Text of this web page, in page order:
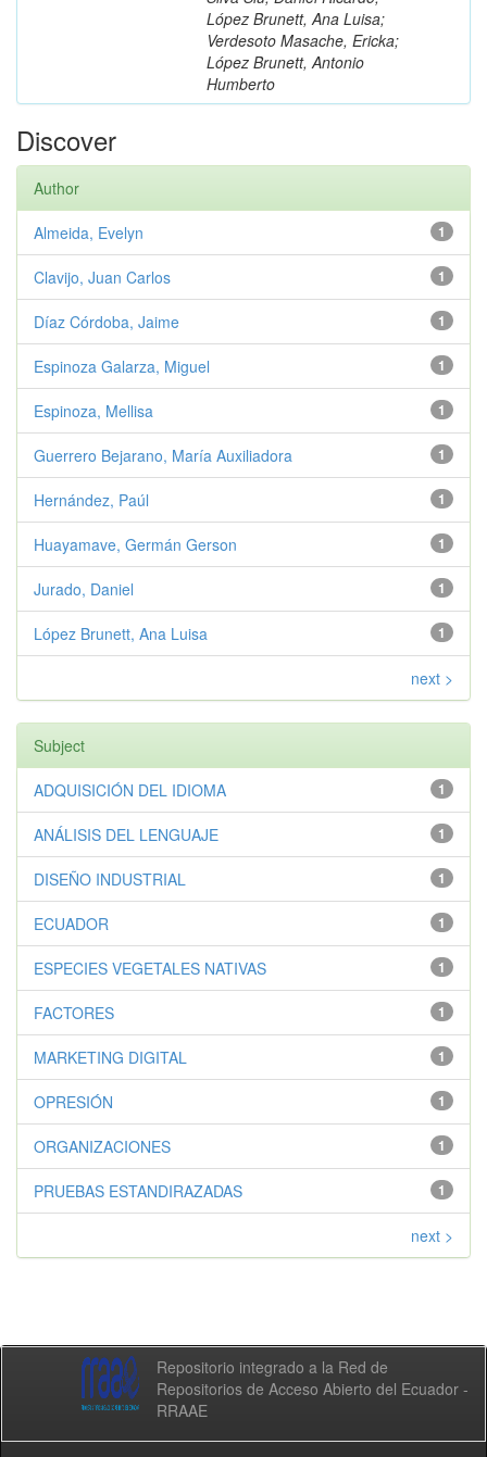
López Brunett, Ana Luisa;
Verdesoto Masache, Ericka;
López Brunett, Antonio
Humberto
Discover
Author
1
Almeida, Evelyn
1
Clavijo, Juan Carlos
1
Díaz Córdoba, Jaime
1
Espinoza Galarza, Miguel
1
Espinoza, Mellisa
1
Guerrero Bejarano, María Auxiliadora
1
Hernández, Paúl
1
Huayamave, Germán Gerson
1
Jurado, Daniel
1
López Brunett, Ana Luisa
next >
Subject
1
ADQUISICIÓN DEL IDIOMA
1
ANÁLISIS DEL LENGUAJE
1
DISEÑO INDUSTRIAL
1
ECUADOR
1
ESPECIES VEGETALES NATIVAS
1
FACTORES
1
MARKETING DIGITAL
1
OPRESIÓN
1
ORGANIZACIONES
1
PRUEBAS ESTANDIRAZADAS
next >
Repositorio integrado a la Red de
Repositorios de Acceso Abierto del Ecuador -
RRAAE